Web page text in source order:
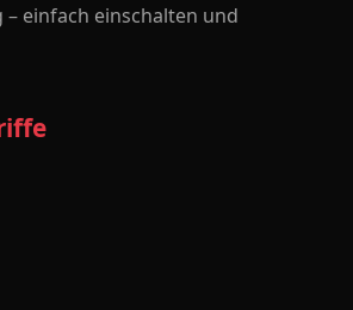
einfach einschalten und